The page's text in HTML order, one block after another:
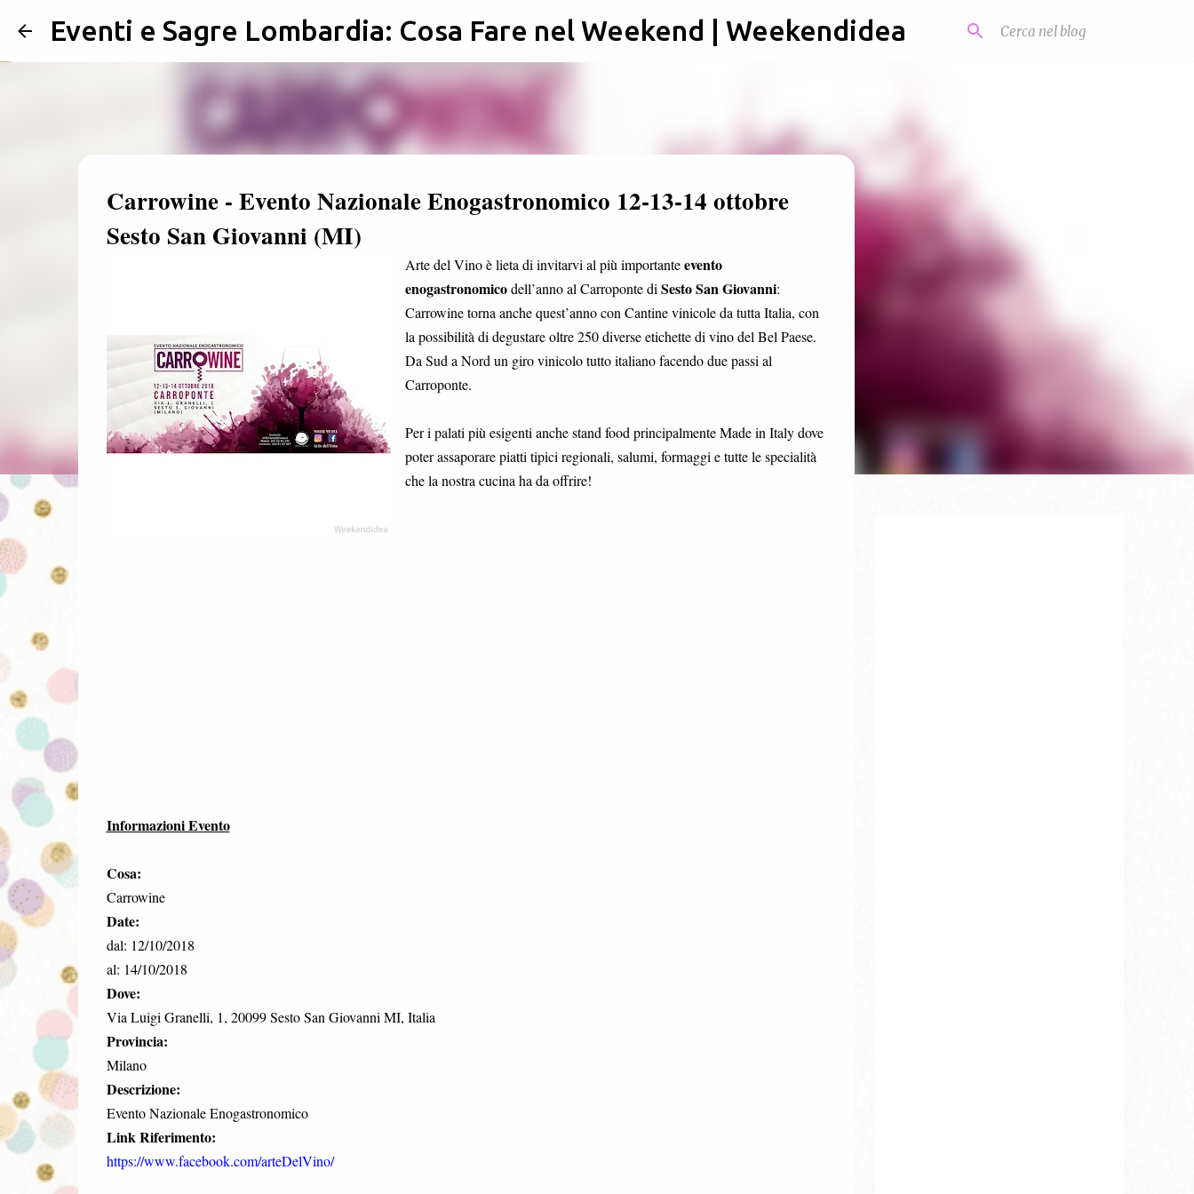
Passa ai contenuti principali
Eventi e Sagre Lombardia: Cosa Fare nel Weekend | Weekendidea
Carrowine - Evento Nazionale Enogastronomico 12-13-14 ottobre
Sesto San Giovanni (MI)
Arte del Vino è lieta di invitarvi al più importanteevento
enogastronomicodell’anno al Carroponte di Sesto San Giovanni:
Carrowine torna anche quest’anno con Cantine vinicole da tutta Italia, con
la possibilità di degustare oltre 250 diverse etichette di vino del Bel Paese.
Da Sud a Nord un giro vinicolo tutto italiano facendo due passi al
Carroponte.
Per i palati più esigenti anche stand food principalmente Made in Italy dove
poter assaporare piatti tipici regionali, salumi, formaggi e tutte le specialità
che la nostra cucina ha da offrire!
Informazioni Evento
Cosa:
Carrowine
Date:
dal: 12/10/2018
al: 14/10/2018
Dove:
Via Luigi Granelli, 1, 20099 Sesto San Giovanni MI, Italia
Provincia:
Milano
Descrizione:
Evento Nazionale Enogastronomico
Link Riferimento:
https://www.facebook.com/arteDelVino/